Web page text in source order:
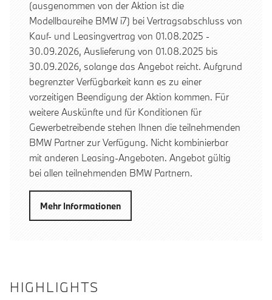
(ausgenommen von der Aktion ist die
Modellbaureihe BMW i7) bei Vertragsabschluss von
Kauf- und Leasingvertrag von 01.08.2025 -
30.09.2026, Auslieferung von 01.08.2025 bis
30.09.2026, solange das Angebot reicht. Aufgrund
begrenzter Verfügbarkeit kann es zu einer
vorzeitigen Beendigung der Aktion kommen. Für
weitere Auskünfte und für Konditionen für
Gewerbetreibende stehen Ihnen die teilnehmenden
BMW Partner zur Verfügung. Nicht kombinierbar
mit anderen Leasing-Angeboten. Angebot gültig
bei allen teilnehmenden BMW Partnern.
Mehr Informationen
HIGHLIGHTS